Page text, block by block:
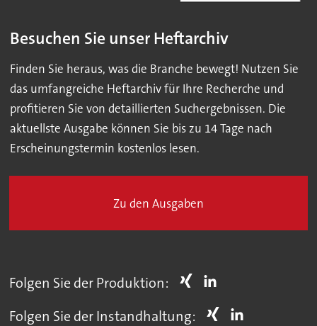
Besuchen Sie unser Heftarchiv
Finden Sie heraus, was die Branche bewegt! Nutzen Sie
das umfangreiche Heftarchiv für Ihre Recherche und
profitieren Sie von detaillierten Suchergebnissen. Die
aktuellste Ausgabe können Sie bis zu 14 Tage nach
Erscheinungstermin kostenlos lesen.
Zu den Ausgaben
Folgen Sie der Produktion:
Folgen Sie der Instandhaltung: